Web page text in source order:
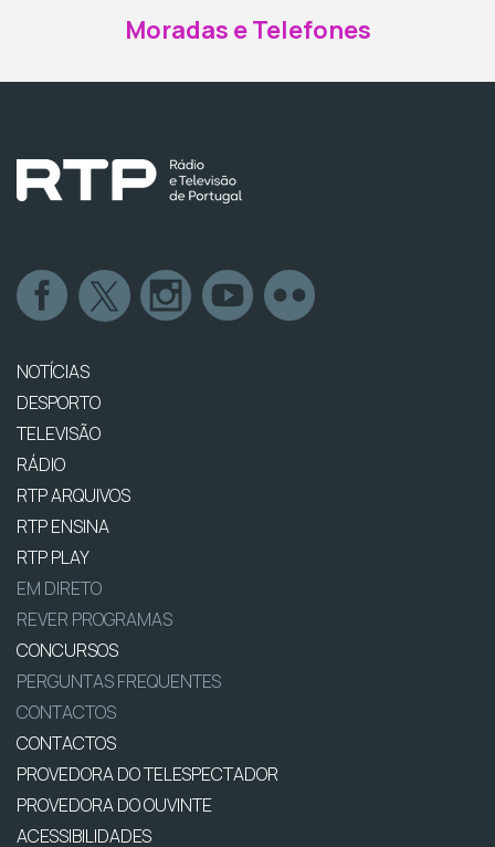
Moradas e Telefones
NOTÍCIAS
DESPORTO
TELEVISÃO
RÁDIO
RTP ARQUIVOS
RTP ENSINA
RTP PLAY
EM DIRETO
REVER PROGRAMAS
CONCURSOS
PERGUNTAS FREQUENTES
CONTACTOS
CONTACTOS
PROVEDORA DO TELESPECTADOR
PROVEDORA DO OUVINTE
ACESSIBILIDADES